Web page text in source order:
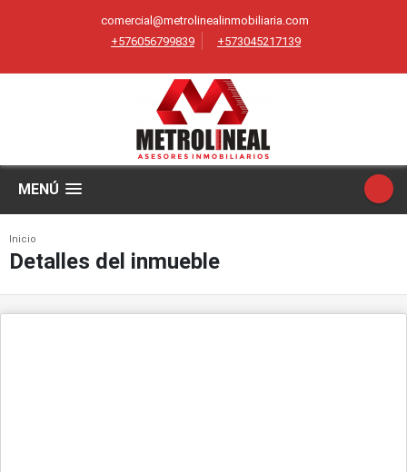
comercial@metrolinealinmobiliaria.com
+576056799839
+573045217139
MENÚ
Inicio
Detalles del inmueble